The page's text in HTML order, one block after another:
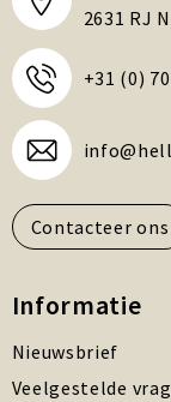
2631 RJ
+31 (0)
Contacteer ons
Informatie
Nieuwsbrief
Veelgestelde